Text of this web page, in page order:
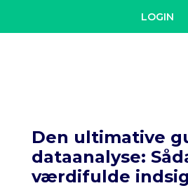
LOGIN
Den ultimative
dataanalyse:
værdifulde